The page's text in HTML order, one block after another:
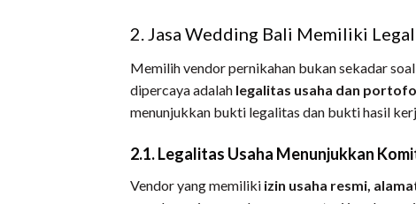
2. Jasa Wedding Bali Memiliki
Memilih vendor pernikahan bukan sekadar
dipercaya adalah legalitas usaha dan
menunjukkan bukti legalitas dan bukti hasil
2.1. Legalitas Usaha Menunjukkan
Vendor yang memiliki izin usaha resmi,